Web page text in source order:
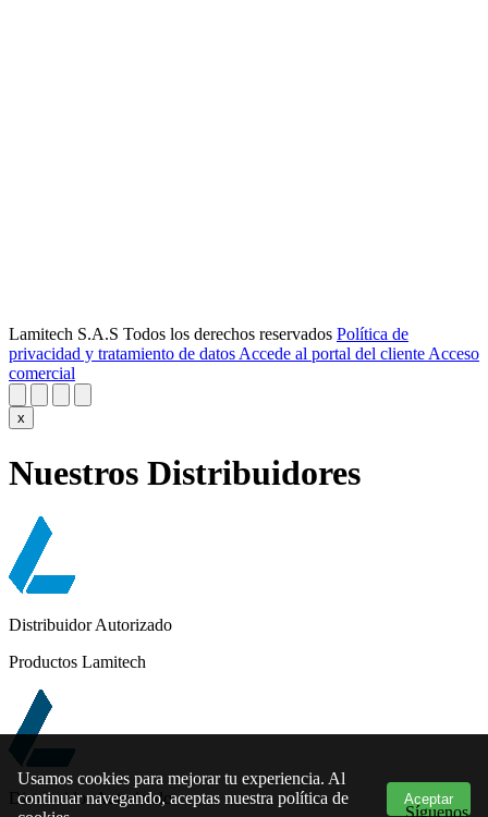
Síguenos
Lamitech S.A.S Todos los derechos reservados Política de
privacidad y tratamiento de datos Accede al portal del cliente Acceso
comercial
x
Nuestros Distribuidores
Distribuidor Autorizado
Productos Lamitech
Distribuidor Autorizado
Usamos cookies para mejorar tu experiencia. Al
continuar navegando, aceptas nuestra política de
Aceptar